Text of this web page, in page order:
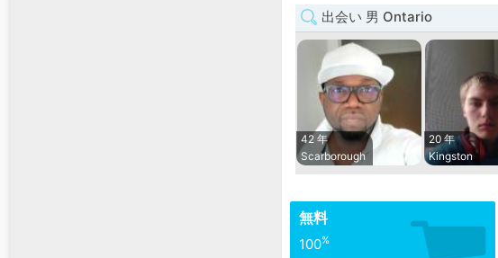
出会い 男 Ontario
42 年
Scarborough
20 年
Kingston
無料
100%